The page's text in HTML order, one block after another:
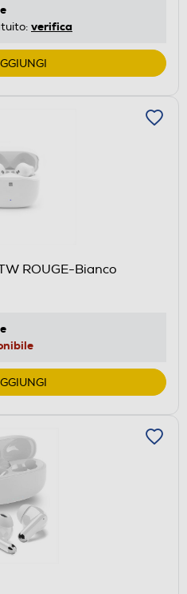
verifica
ROUGE-Bianco